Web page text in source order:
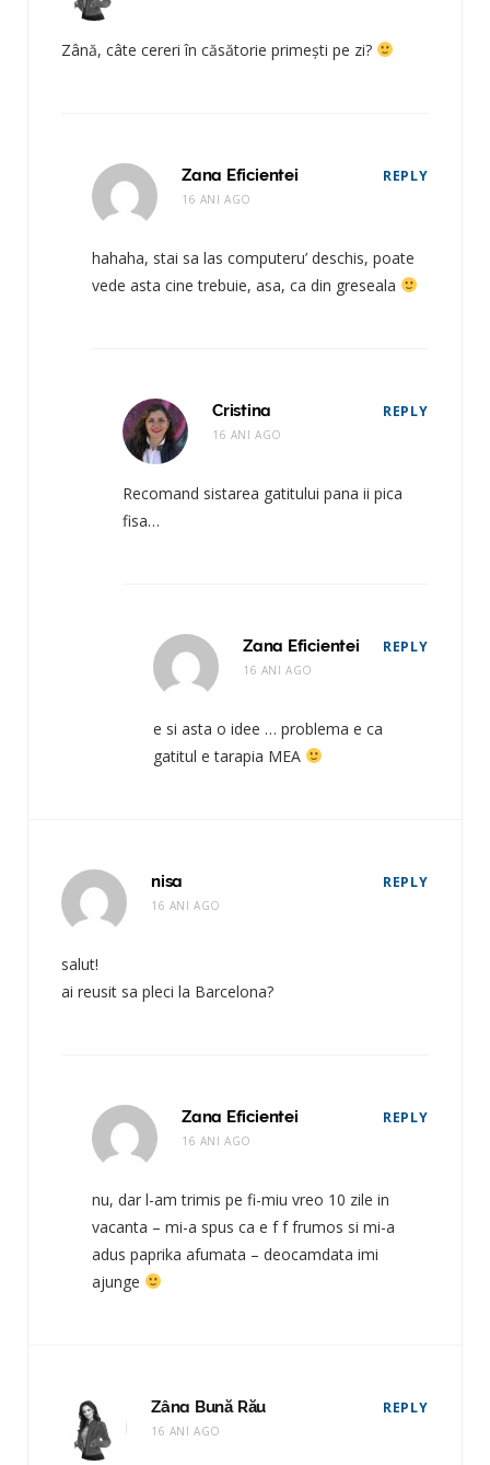
Zână, câte cereri în căsătorie primești pe zi?
Zana Eficientei
16 ANI AGO
REPLY
hahaha, stai sa las computeru’ deschis, poate
vede asta cine trebuie, asa, ca din greseala
Cristina
16 ANI AGO
REPLY
Recomand sistarea gatitului pana ii pica
fisa…
Zana Eficientei
16 ANI AGO
REPLY
e si asta o idee … problema e ca
gatitul e tarapia MEA
nisa
16 ANI AGO
REPLY
salut!
ai reusit sa pleci la Barcelona?
Zana Eficientei
16 ANI AGO
REPLY
nu, dar l-am trimis pe fi-miu vreo 10 zile in
vacanta – mi-a spus ca e f f frumos si mi-a
adus paprika afumata – deocamdata imi
ajunge
Zâna Bună Rău
16 ANI AGO
REPLY